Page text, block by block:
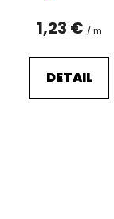
1,23 € / m
DETAIL